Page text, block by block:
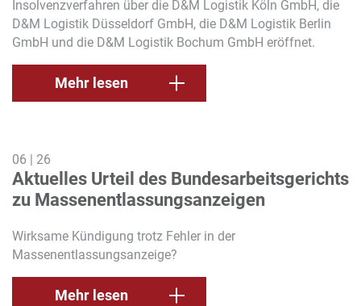
Insolvenzverfahren über die D&M Logistik Köln GmbH, die
D&M Logistik Düsseldorf GmbH, die D&M Logistik Berlin
GmbH und die D&M Logistik Bochum GmbH eröffnet.
Mehr lesen
06 26
Aktuelles Urteil des Bundesarbeitsgerichts
zu Massenentlassungsanzeigen
Wirksame Kündigung trotz Fehler in der
Massenentlassungsanzeige?
Mehr lesen